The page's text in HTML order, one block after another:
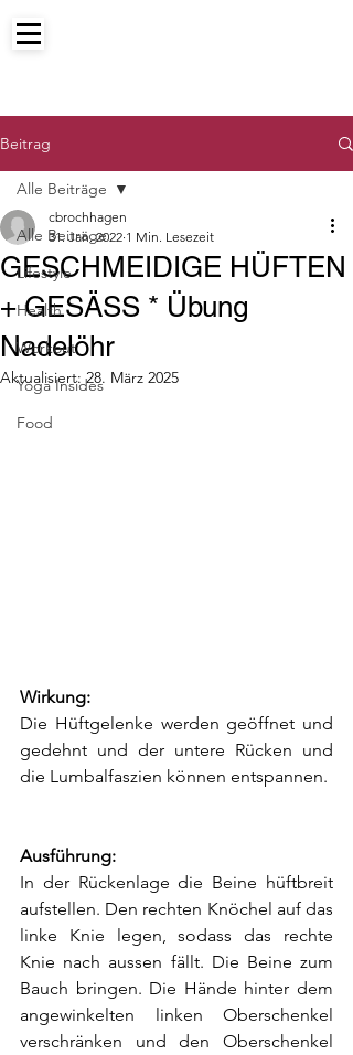
Beitrag
Alle Beiträge
Lifestyle
Health
Workout
Yoga Insides
Food
Alle Beiträge
GESCHMEIDIGE HÜFTEN
+ GESÄSS * Übung
Nadelöhr
cbrochhagen
31. Jan. 2022 1 Min. Lesezeit
Aktualisiert:28. März 2025
Wirkung:
Die Hüftgelenke werden geöffnet und
gedehnt und der untere Rücken und
die Lumbalfaszien können entspannen.
Ausführung:
In der Rückenlage die Beine hüftbreit
aufstellen. Den rechten Knöchel auf das
linke Knie legen, sodass das rechte
Knie nach aussen fällt. Die Beine zum
Bauch bringen. Die Hände hinter dem
angewinkelten linken Oberschenkel
verschränken und den Oberschenkel